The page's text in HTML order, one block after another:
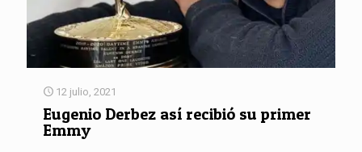
12 julio, 2021
Eugenio Derbez así recibió su primer
Emmy